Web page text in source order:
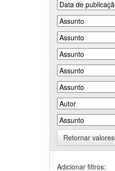
Retornar valores
Adicionar filtros: